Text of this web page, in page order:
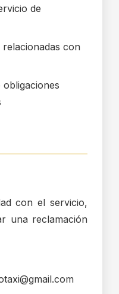
de
con
obligaciones
con el servicio,
una reclamación